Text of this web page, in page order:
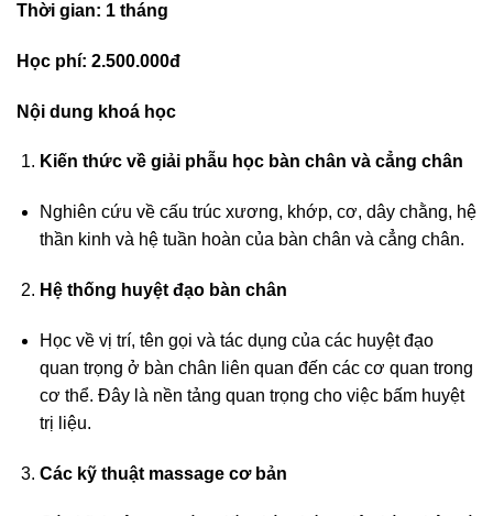
Thời gian: 1 tháng
Học phí: 2.500.000đ
Nội dung khoá học
Kiến thức về giải phẫu học bàn chân và cẳng chân
Nghiên cứu về cấu trúc xương, khớp, cơ, dây chằng, hệ
thần kinh và hệ tuần hoàn của bàn chân và cẳng chân.
Hệ thống huyệt đạo bàn chân
Học về vị trí, tên gọi và tác dụng của các huyệt đạo
quan trọng ở bàn chân liên quan đến các cơ quan trong
cơ thể. Đây là nền tảng quan trọng cho việc bấm huyệt
trị liệu.
Các kỹ thuật massage cơ bản